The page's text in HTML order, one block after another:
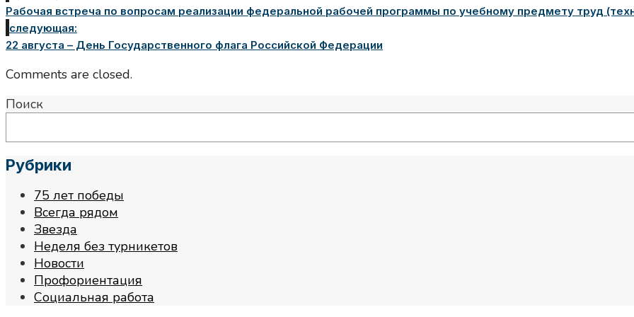
Рабочая встреча по вопросам реализации федеральной рабочей программы по учебному предмету труд
следующая:
22 августа – День Государственного флага Российской Федерации
Comments are closed.
Поиск
Рубрики
75 лет победы
Всегда рядом
Звезда
Неделя без турникетов
Новости
Профориентация
Социальная работа